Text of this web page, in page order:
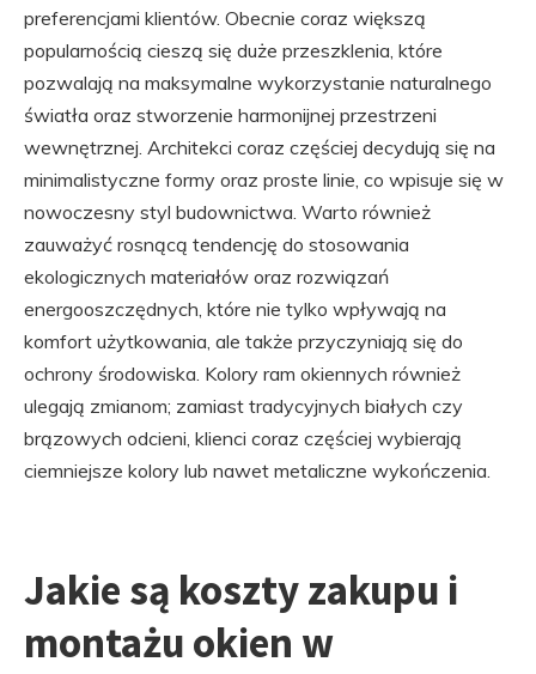
preferencjami klientów. Obecnie coraz większą
popularnością cieszą się duże przeszklenia, które
pozwalają na maksymalne wykorzystanie naturalnego
światła oraz stworzenie harmonijnej przestrzeni
wewnętrznej. Architekci coraz częściej decydują się na
minimalistyczne formy oraz proste linie, co wpisuje się w
nowoczesny styl budownictwa. Warto również
zauważyć rosnącą tendencję do stosowania
ekologicznych materiałów oraz rozwiązań
energooszczędnych, które nie tylko wpływają na
komfort użytkowania, ale także przyczyniają się do
ochrony środowiska. Kolory ram okiennych również
ulegają zmianom; zamiast tradycyjnych białych czy
brązowych odcieni, klienci coraz częściej wybierają
ciemniejsze kolory lub nawet metaliczne wykończenia.
Jakie są koszty zakupu i
montażu okien w